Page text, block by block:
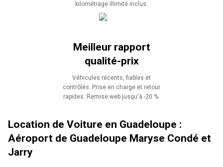
kilométrage illimité inclus.
Meilleur rapport
qualité-prix
Véhicules récents, fiables et
contrôlés. Prise en charge et retour
rapides. Remise web jusqu'à -20 %.
Location de Voiture en Guadeloupe :
Aéroport de Guadeloupe Maryse Condé et
Jarry